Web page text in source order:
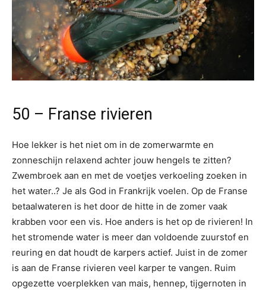
50 – Franse rivieren
Hoe lekker is het niet om in de zomerwarmte en
zonneschijn relaxend achter jouw hengels te zitten?
Zwembroek aan en met de voetjes verkoeling zoeken in
het water..? Je als God in Frankrijk voelen. Op de Franse
betaalwateren is het door de hitte in de zomer vaak
krabben voor een vis. Hoe anders is het op de rivieren! In
het stromende water is meer dan voldoende zuurstof en
reuring en dat houdt de karpers actief. Juist in de zomer
is aan de Franse rivieren veel karper te vangen. Ruim
opgezette voerplekken van mais, hennep, tijgernoten in